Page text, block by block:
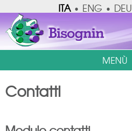
ITA • ENG • DEU
MENÙ
Contatti